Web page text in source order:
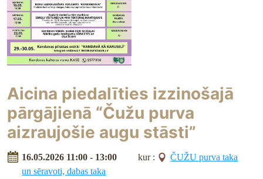
Aicina piedalīties izzinošajā
pārgājienā “Čužu purva
aizraujošie augu stāsti”
16.05.2026 11:00 - 13:00 kur :
ČUŽU purva taka
un sēravoti, dabas taka